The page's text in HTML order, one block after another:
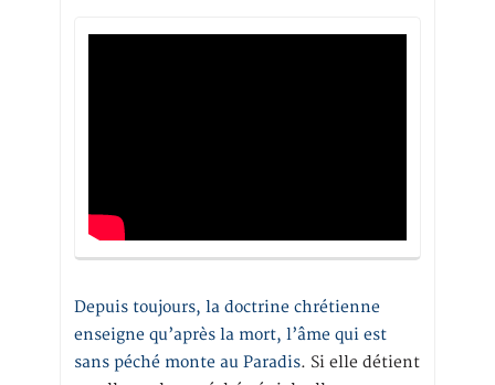
Depuis toujours, la doctrine chrétienne
enseigne qu’après la mort, l’âme qui est
sans péché monte au Paradis. Si elle détient